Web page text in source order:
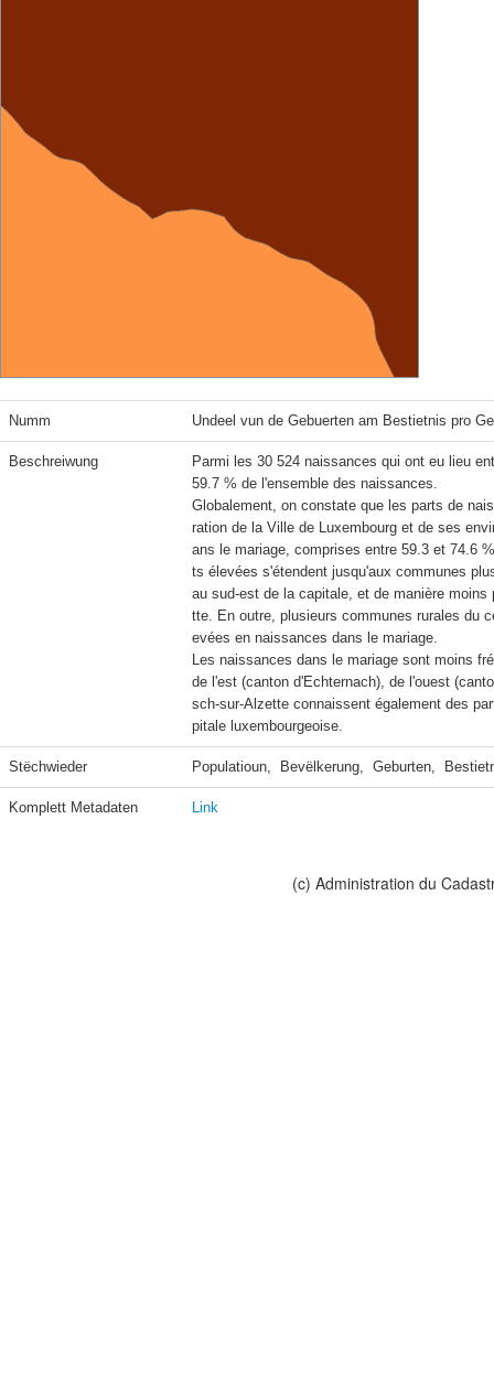
Numm Undeel vun de Gebuerten am Bestietnis pro
Beschreiwung
Parmi les 30 524 naissances qui ont eu lieu
59.7 % de l'ensemble des naissances.
Globalement, on constate que les parts de
ration de la Ville de Luxembourg et de ses
ans le mariage, comprises entre 59.3 et 74.6
ts élevées s'étendent jusqu'aux communes
au sud-est de la capitale, et de manière
tte. En outre, plusieurs communes rurales du
evées en naissances dans le mariage.
Les naissances dans le mariage sont moins
de l'est (canton d'Echternach), de l'ouest
sch-sur-Alzette connaissent également des
pitale luxembourgeoise.
Stëchwieder Populatioun,  Bevëlkerung,  Geburten,
Komplett Metadaten Link
(c) Administration du